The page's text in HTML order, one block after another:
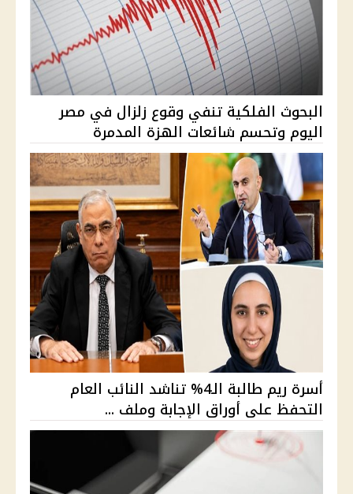
البحوث الفلكية تنفي وقوع زلزال في مصر
اليوم وتحسم شائعات الهزة المدمرة
أسرة ريم طالبة الـ4% تناشد النائب العام
التحفظ على أوراق الإجابة وملف ...